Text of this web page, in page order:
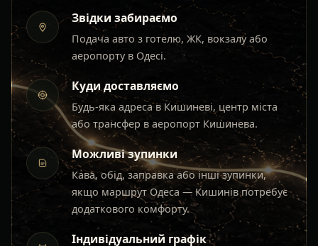
Звідки забираємо
Подача авто з готелю, ЖК, вокзалу або
аеропорту в Одесі.
Куди доставляємо
Будь-яка адреса в Кишиневі, центр міста
або трансфер в аеропорт Кишинева.
Можливі зупинки
Кава, обід, заправка або інші зупинки,
якщо маршрут Одеса — Кишинів потребує
додаткового комфорту.
Індивідуальний графік